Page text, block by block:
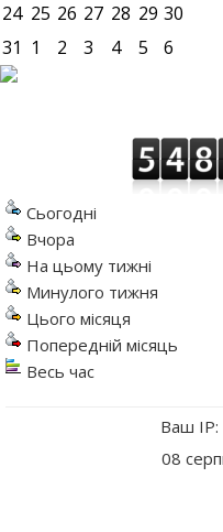
24 25 26 27 28 29 30
31 1 2 3 4 5 6
Сьогодні
Вчора
На цьому тижні
Минулого тижня
Цього місяця
Попередній місяць
Весь час
Ваш IP:
08